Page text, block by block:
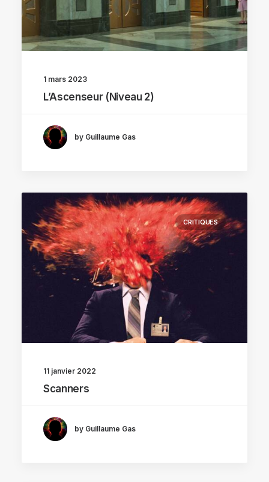
1 mars 2023
L’Ascenseur (Niveau 2)
by Guillaume Gas
CRITIQUES
11 janvier 2022
Scanners
by Guillaume Gas